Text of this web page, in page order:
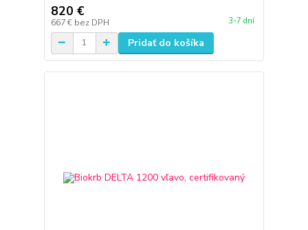
820 €
667 € bez DPH 3-7 dní
Pridať do košíka